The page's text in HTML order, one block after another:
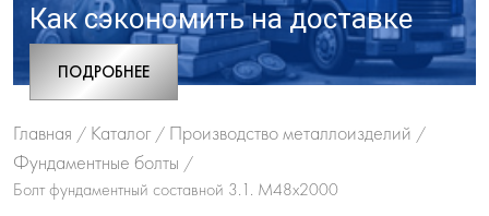
Как сэкономить на доставке
ПОДРОБНЕЕ
Главная / Каталог / Производство металлоизделий /
Фундаментные болты /
Болт фундаментный составной 3.1. М48х2000